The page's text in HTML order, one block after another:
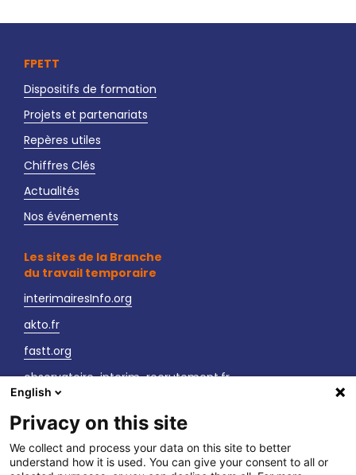
FPETT
Dispositifs de formation
Projets et partenariats
Repères utiles
Chiffres Clés
Actualités
Nos événements
Les sites de la Branche
du travail temporaire
interimairesInfo.org
akto.fr
fastt.org
observatoire-interim-recrutement.fr
sante-securite-interim.fr
Nous contacter
LinkedIn
English
Privacy on this site
We collect and process your data on this site to better
understand how it is used. You can give your consent to all or